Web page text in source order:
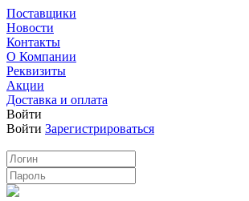
Поставщики
Новости
Контакты
О Компании
Реквизиты
Акции
Доставка и оплата
Войти
Войти Зарегистрироваться